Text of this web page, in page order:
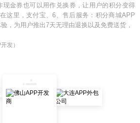
现金券也可以用作兑换券，让用户的积分变得
这里，支付宝、6、售后服务：积分商城APP
，为用户推出7天无理由退换以及免费送货，
发）